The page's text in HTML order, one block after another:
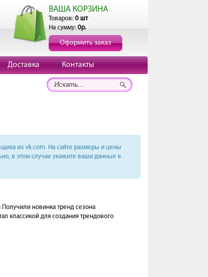
ВАША КОРЗИНА
Товаров: 0 шт
На сумму: 0р.
Оформить заказ
Доставка Контакты
из vk.com. На сайте размеры и цены
в этом случае укажите ваши данные в
новинка тренд сезона
классикой для создания трендового